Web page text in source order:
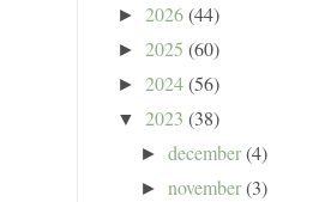
► 2026(44)
► 2025 (60)
► 2024(56)
▼ 2023 (38)
►december(4)
►november(3)